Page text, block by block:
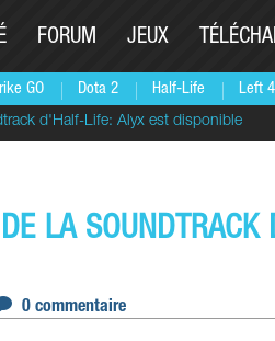
GO Dota 2 Half-Life Left
FORUM JEUX
d'Half-Life: Alyx est disponible
LA SOUNDTRACK
0 commentaire